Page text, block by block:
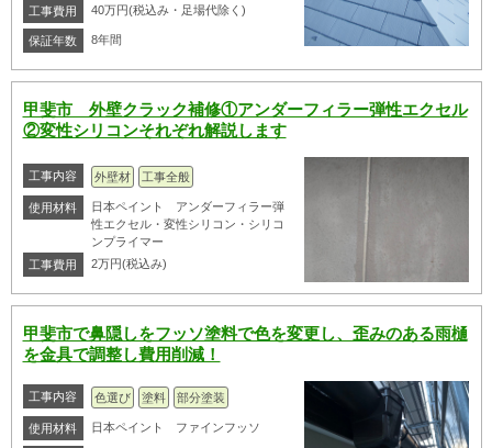
工事費用
40万円(税込み・足場代除く)
保証年数 8年間
甲斐市 外壁クラック補修①アンダーフィラー弾性エクセル
②変性シリコンそれぞれ解説します
工事内容 外壁材 工事全般
使用材料
日本ペイント アンダーフィラー弾
性エクセル・変性シリコン・シリコ
ンプライマー
工事費用
2万円(税込み)
甲斐市で鼻隠しをフッソ塗料で色を変更し、歪みのある雨樋
を金具で調整し費用削減！
工事内容 色選び 塗料 部分塗装
使用材料 日本ペイント ファインフッソ